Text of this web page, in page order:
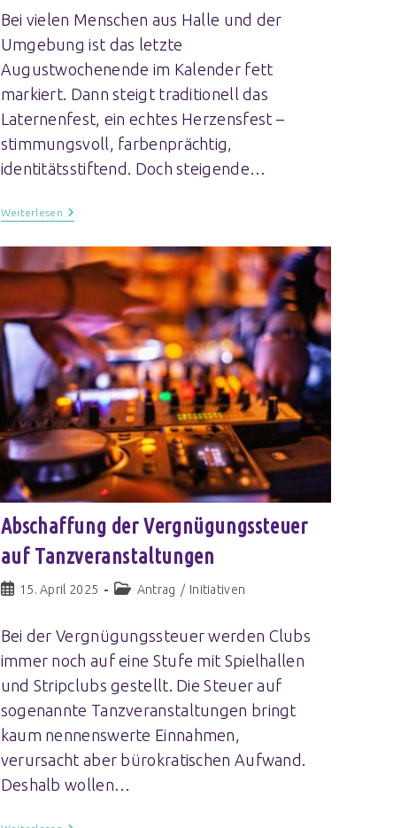
Bei vielen Menschen aus Halle und der
Umgebung ist das letzte
Augustwochenende im Kalender fett
markiert. Dann steigt traditionell das
Laternenfest, ein echtes Herzensfest –
stimmungsvoll, farbenprächtig,
identitätsstiftend. Doch steigende…
Weiterlesen
Abschaffung der Vergnügungssteuer
auf Tanzveranstaltungen
15. April 2025 Antrag / Initiativen
Bei der Vergnügungssteuer werden Clubs
immer noch auf eine Stufe mit Spielhallen
und Stripclubs gestellt. Die Steuer auf
sogenannte Tanzveranstaltungen bringt
kaum nennenswerte Einnahmen,
verursacht aber bürokratischen Aufwand.
Deshalb wollen…